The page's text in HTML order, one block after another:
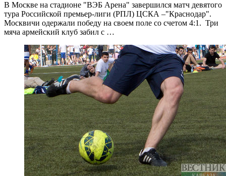
В Москве на стадионе "ВЭБ Арена" завершился матч девятого
тура Российской премьер-лиги (РПЛ) ЦСКА –"Краснодар".
Москвичи одержали победу на своем поле со счетом 4:1. Три
мяча армейский клуб забил с …